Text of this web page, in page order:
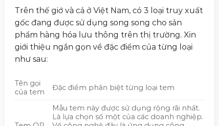
Trên thế giớ và cả ở Việt Nam, có 3 loại truy xuất
gốc đang được sử dụng song song cho sản
phẩm hàng hóa lưu thông trên thị trường. Xin
giới thiệu ngắn gọn về đặc điểm của từng loại
như sau:
Tên gọi
của tem
Đặc điểm phân biệt từng loại tem
Mẫu tem này được sử dụng rộng rãi nhất.
Là lựa chọn số một của các doanh nghiệp.